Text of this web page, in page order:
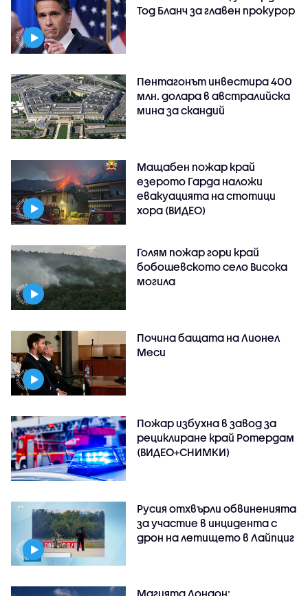
Тод Бланч за главен прокурор
Пентагонът инвестира 400
млн. долара в австралийска
мина за скандий
Мащабен пожар край
езерото Гарда наложи
евакуацията на стотици
хора (ВИДЕО)
Голям пожар гори край
бобошевското село Висока
могила
Почина бащата на Лионел
Меси
Пожар избухна в завод за
рециклиране край Ротердам
(ВИДЕО+СНИМКИ)
Русия отхвърли обвиненията
за участие в инцидента с
дрон на летището в Лайпциг